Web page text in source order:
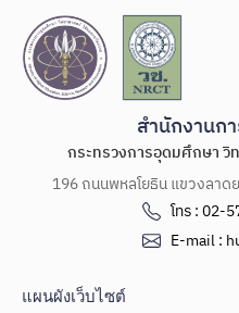
สำนักงานก
กระทรวงการอุดมศึกษา วิ
196 ถนนพหลโยธิน แขวงลาด
โทร : 02-
E-mail :
แผนผังเว็บไซต์